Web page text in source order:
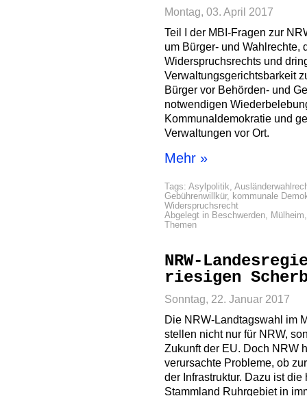
Montag, 03. April 2017
Teil I der MBI-Fragen zur
um Bürger- und Wahlrechte,
Widerspruchsrechts und
Verwaltungsgerichtsbarkeit
Bürger vor Behörden- und
notwendigen
Kommunaldemokratie und
Verwaltungen vor Ort.
Mehr »
Tags: Asylpolitik,
Gebührenwillkür, kommunale
Widerspruchsrecht
Abgelegt in Beschwerden, Mülheim
Themen
NRW-
riesigen
Sonntag, 22. Januar 2017
Die NRW-Landtagswahl im
stellen nicht nur für NRW,
Zukunft der EU. Doch NRW
verursachte Probleme, ob
der Infrastruktur. Dazu ist
Stammland Ruhrgebiet in